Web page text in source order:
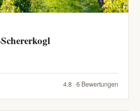
4.8 · 6 Bewertungen